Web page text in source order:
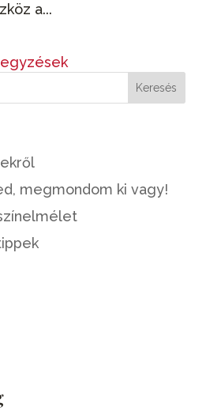
a...
megmondom ki vagy!